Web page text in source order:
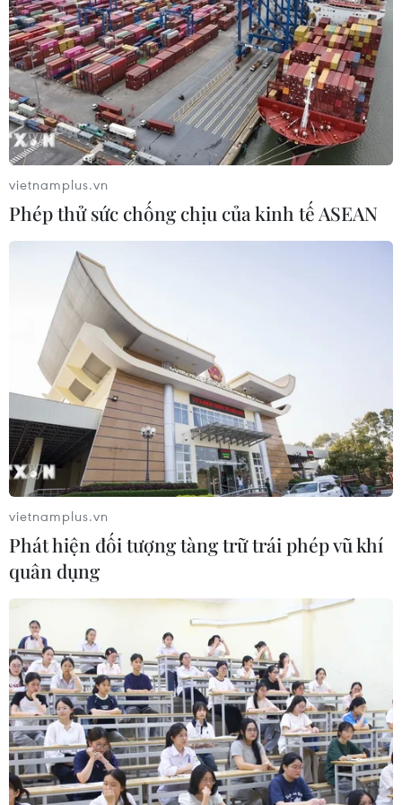
TIN LIÊN QUAN
Kỳ thủ Việt Nam tranh tài tại Giải vô địch
cờ vua quốc tế SJC Cup 2025
12/04/2025 07:36
Đại kiện tướng Hoàng Thị Bảo Trâm vinh dự là 1 trong 8
nhà vô địch cờ vua đẳng cấp thế giới được mời tham
gia giải đấu cùng với các đại diện đến từ Trung Quốc
đại lục, Hong Kong, Kazakhstan, Ấn Độ, Mông Cổ.
vietnamplus.vn
Phép thử sức chống chịu của kinh tế ASEAN
vietnamplus.vn
Phát hiện đối tượng tàng trữ trái phép vũ khí
quân dụng